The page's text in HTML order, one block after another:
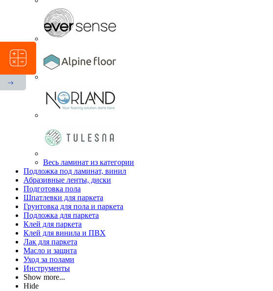
Весь ламинат из категории
Подложка под ламинат, винил
Абразивные ленты, диски
Подготовка пола
Шпатлевки для паркета
Грунтовка для пола и паркета
Подложка для паркета
Клей для паркета
Клей для винила и ПВХ
Лак для паркета
Масло и защита
Уход за полами
Инструменты
Show more...
Hide